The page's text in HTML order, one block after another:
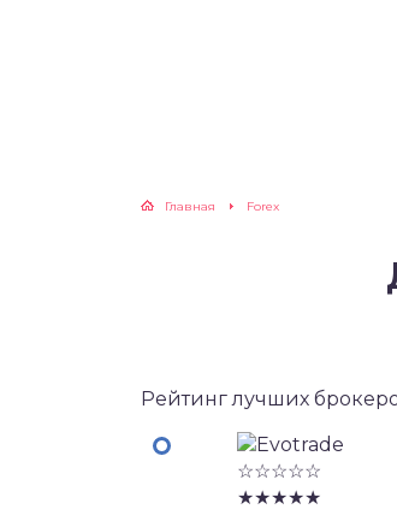
Главная Forex
Рейтинг лучших
☆☆☆☆☆
★★★★★